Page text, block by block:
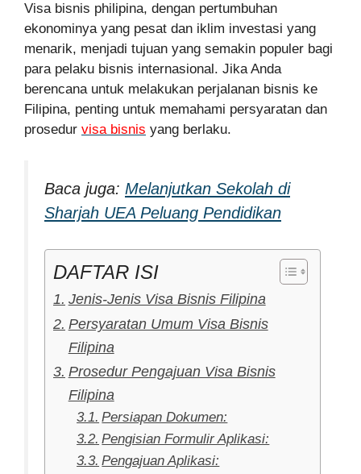
Visa bisnis philipina, dengan pertumbuhan
ekonominya yang pesat dan iklim investasi yang
menarik, menjadi tujuan yang semakin populer bagi
para pelaku bisnis internasional. Jika Anda
berencana untuk melakukan perjalanan bisnis ke
Filipina, penting untuk memahami persyaratan dan
prosedur visa bisnis yang berlaku.
Baca juga: Melanjutkan Sekolah di
Sharjah UEA Peluang Pendidikan
DAFTAR ISI
Jenis-Jenis Visa Bisnis Filipina
Persyaratan Umum Visa Bisnis
Filipina
Prosedur Pengajuan Visa Bisnis
Filipina
Persiapan Dokumen:
Pengisian Formulir Aplikasi:
Pengajuan Aplikasi: